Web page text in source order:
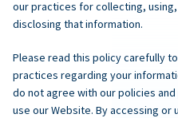
our practices for collecting,
disclosing that information.
Please read this policy carefully
practices regarding your
do not agree with our policies
use our Website. By accessing or